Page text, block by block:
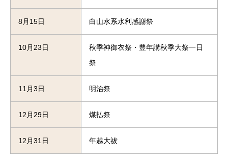
8月15日 白山水系水利感謝祭
10月23日
秋季神御衣祭・豊年講秋季大祭一日
祭
11月3日 明治祭
12月29日 煤払祭
12月31日 年越大祓